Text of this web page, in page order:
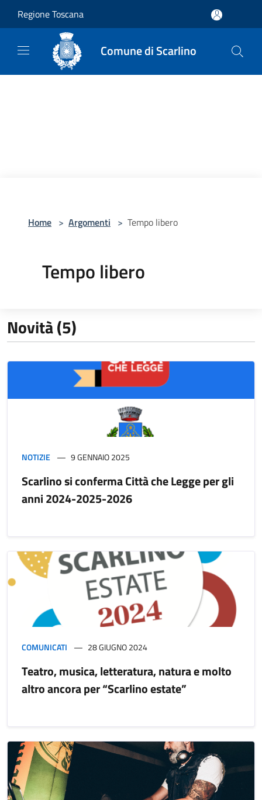
Regione Toscana
Comune di Scarlino
Home > Argomenti > Tempo libero
Tempo libero
Novità (5)
NOTIZIE 9 GENNAIO 2025
Scarlino si conferma Città che Legge per gli
anni 2024-2025-2026
COMUNICATI 28 GIUGNO 2024
Teatro, musica, letteratura, natura e molto
altro ancora per “Scarlino estate”